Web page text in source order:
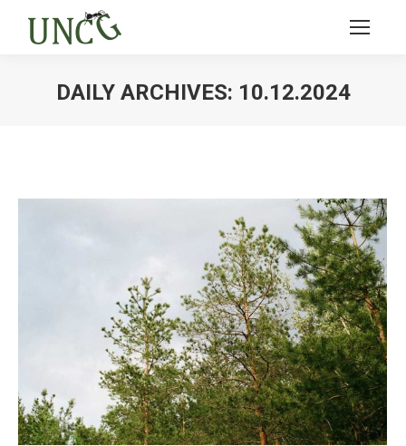
DAILY ARCHIVES: 10.12.2024